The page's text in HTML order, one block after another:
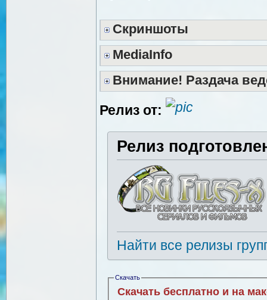
Скриншоты
MediaInfo
Внимание! Раздача
Релиз от:
Релиз
Найти все релизы
Скачать
Скачать бесплатно и на